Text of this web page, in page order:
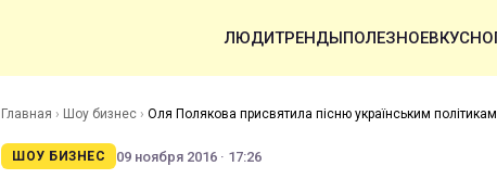
ЛЮДИТРЕНДЫПОЛЕЗНОЕВКУСНО
Главная › Шоу бизнес › Оля Полякова присвятила пісню українським політикам
ШОУ БИЗНЕС 09 ноября 2016 · 17:26